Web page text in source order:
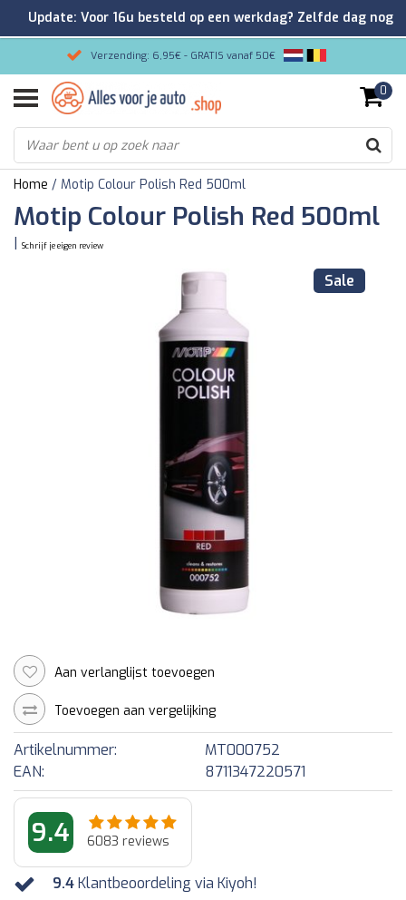
Verzending: 6,95€ - GRATIS vanaf 50€
Gemakkelijk bestellen/Veilig betalen
9.2/10 Klantenrating via Kiyoh!
0
Home / Motip Colour Polish Red 500ml
Motip Colour Polish Red 500ml
Schrijf je eigen review
Sale
Aan verlanglijst toevoegen
Toevoegen aan vergelijking
Artikelnummer:
MT000752
EAN:
8711347220571
9.4 6083 reviews
9.4Klantbeoordeling via Kiyoh!
Update: Voor 16u besteld op een werkdag? Zelfde dag nog
verzonden!